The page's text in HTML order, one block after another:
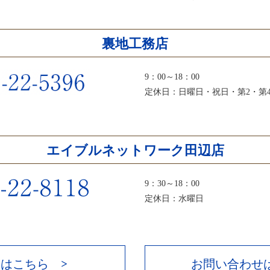
裏地工務店
9：00～18：00
定休日：日曜日・祝日・第2・第
エイブルネットワーク田辺店
9：30～18：00
定休日：水曜日
こちら > お問い合わ